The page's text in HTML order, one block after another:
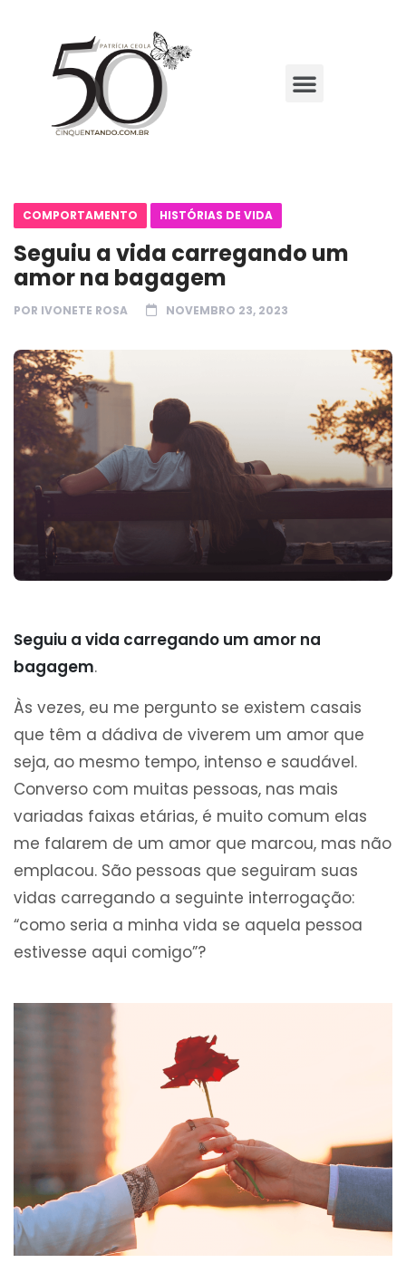
COMPORTAMENTO HISTÓRIAS DE VIDA
Seguiu a vida carregando um
amor na bagagem
POR IVONETE ROSA NOVEMBRO 23, 2023
Seguiu a vida carregando um amor na
bagagem.
Às vezes, eu me pergunto se existem casais
que têm a dádiva de viverem um amor que
seja, ao mesmo tempo, intenso e saudável.
Converso com muitas pessoas, nas mais
variadas faixas etárias, é muito comum elas
me falarem de um amor que marcou, mas não
emplacou. São pessoas que seguiram suas
vidas carregando a seguinte interrogação:
“como seria a minha vida se aquela pessoa
estivesse aqui comigo”?